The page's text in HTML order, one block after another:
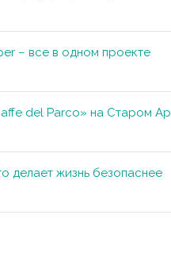
– все в одном проекте
del Parco» на Старом
делает жизнь безопаснее